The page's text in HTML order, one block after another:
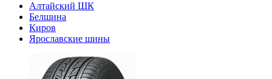
Алтайский ШК
Белшина
Киров
Ярославские шины